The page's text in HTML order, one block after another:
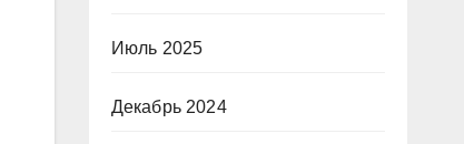
Июль 2025
Декабрь 2024